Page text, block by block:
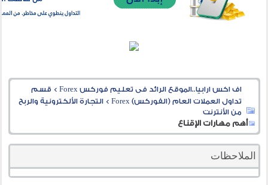
اف اكس ارابيا..الموقع الرائد فى تعليم فوركس Forex > قسم
تداول العملات العام (الفوركس) Forex
>التجارة الألكترونية والربح
من الأنترنت
أهم مهارات الإقناع
الملاحظات